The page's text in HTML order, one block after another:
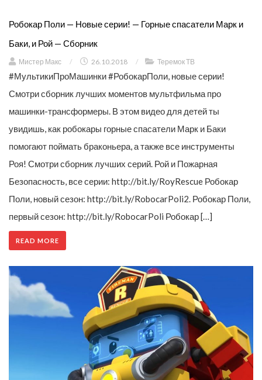
Робокар Поли — Новые серии! — Горные спасатели Марк и
Баки, и Рой — Сборник
Мистер Макс / 26.10.2018 / Теремок ТВ
#МультикиПроМашинки #РобокарПоли, новые серии!
Смотри сборник лучших моментов мультфильма про
машинки-трансформеры. В этом видео для детей ты
увидишь, как робокары горные спасатели Марк и Баки
помогают поймать браконьера, а также все инструменты
Роя! Смотри сборник лучших серий. Рой и Пожарная
Безопасность, все серии: http://bit.ly/RoyRescue Робокар
Поли, новый сезон: http://bit.ly/RobocarPoli2. Робокар Поли,
первый сезон: http://bit.ly/RobocarPoli Робокар […]
READ MORE